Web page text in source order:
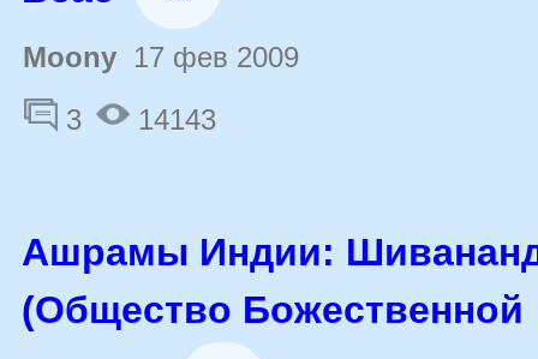
Moony 17 фев 2009
3
14143
Ашрамы Индии:
(Общество Божественной